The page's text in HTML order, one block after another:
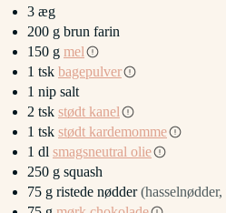
3 æg
200 g brun farin
150 g mel
1 tsk bagepulver
1 nip salt
2 tsk stødt kanel
1 tsk stødt kardemomme
1 dl smagsneutral olie
250 g squash
75 g ristede nødder